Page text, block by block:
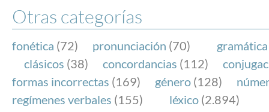
NOTICIAS
SOBRE LA FUNDÉURAE
FundéuRAE es una fundación patrocinada por la
y la Real Academia Española, cuyo objetivo es
el buen uso del español en los medios de
Internet.
Otras categorías
fonética (72) pronunciación (70) gramática
clásicos (38) concordancias (112)
formas incorrectas (169) género (128)
regímenes verbales (155) léxico (2.894)